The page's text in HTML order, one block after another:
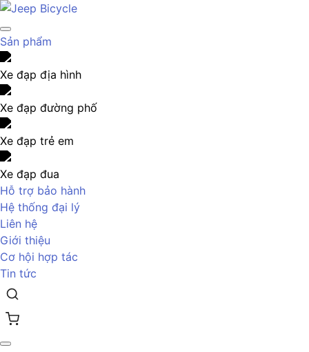
Sản phẩm
Xe đạp địa hình
Xe đạp đường phố
Xe đạp trẻ em
Xe đạp đua
Hỗ trợ bảo hành
Hệ thống đại lý
Liên hệ
Giới thiệu
Cơ hội hợp tác
Tin tức